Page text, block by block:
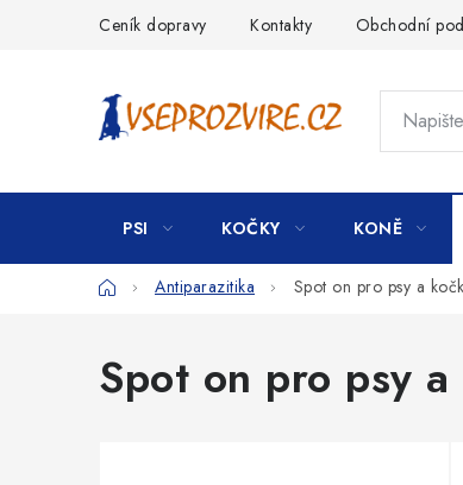
Ceník dopravy Kontakty Obchodní
PSI KOČKY KONĚ
DomůAntiparazitika Spot on pro psy a
Spot on pro psy